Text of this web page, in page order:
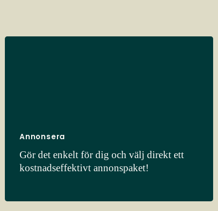
Annonsera
Gör det enkelt för dig och välj direkt ett
kostnadseffektivt annonspaket!